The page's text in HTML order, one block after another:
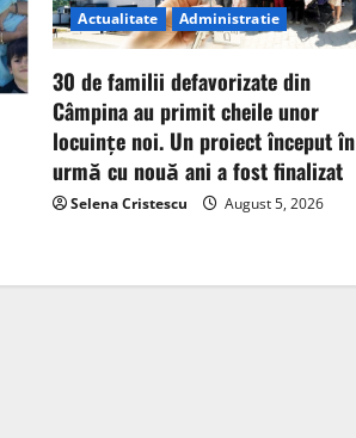
Actualitate Administratie
30 de familii defavorizate din
Câmpina au primit cheile unor
locuințe noi. Un proiect început în
urmă cu nouă ani a fost finalizat
Selena Cristescu August 5, 2026